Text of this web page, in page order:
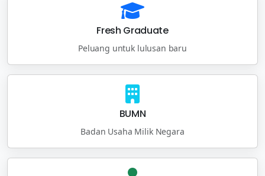
Fresh Graduate
Peluang untuk lulusan baru
BUMN
Badan Usaha Milik Negara